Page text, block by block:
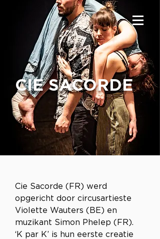
CIE SACORDE
Cie Sacorde (FR) werd
opgericht door circusartieste
Violette Wauters (BE) en
muzikant Simon Phelep (FR).
‘K par K’ is hun eerste creatie